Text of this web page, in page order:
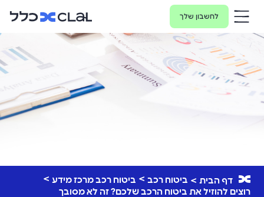
לחשבון שלך
דף הבית ביטוח רכב
ביטוח רכב מרכז מידע
רוצים להוזיל את ביטוח הרכב שלכם? זה לא מסובך